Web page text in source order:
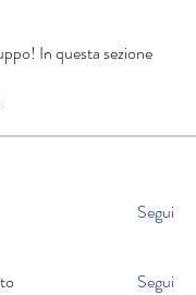
In questa sezione
Segui
Segui